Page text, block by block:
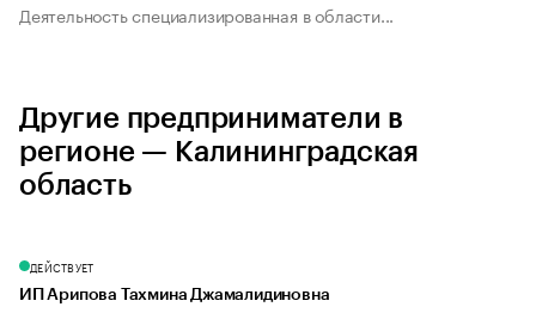
Деятельность специализированная в области...
Другие предприниматели в
регионе — Калининградская
область
ДЕЙСТВУЕТ
ИП Арипова Тахмина Джамалидиновна